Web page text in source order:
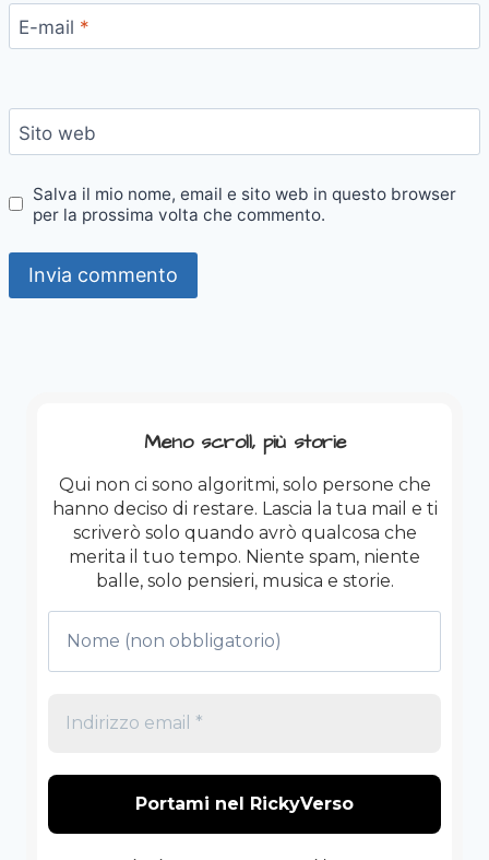
E-mail *
Sito web
Salva il mio nome, email e sito web in questo browser
per la prossima volta che commento.
Meno scroll, più storie
Qui non ci sono algoritmi, solo persone che
hanno deciso di restare. Lascia la tua mail e ti
scriverò solo quando avrò qualcosa che
merita il tuo tempo. Niente spam, niente
balle, solo pensieri, musica e storie.